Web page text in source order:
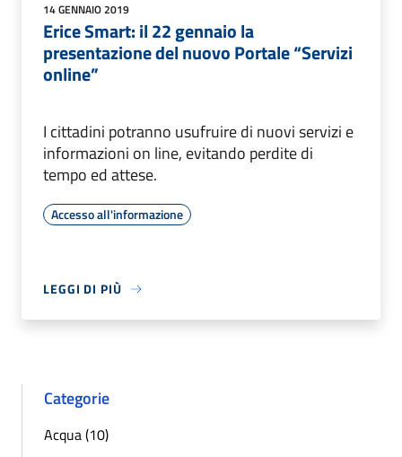
14 GENNAIO 2019
Erice Smart: il 22 gennaio la
presentazione del nuovo Portale “Servizi
online”
I cittadini potranno usufruire di nuovi servizi e
informazioni on line, evitando perdite di
tempo ed attese.
Accesso all'informazione
LEGGI DI PIÙ
Categorie
Acqua (10)